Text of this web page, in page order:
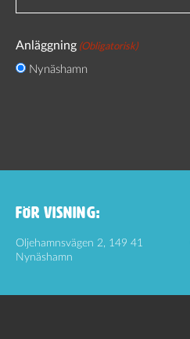
Anläggning (Obligatorisk)
Nynäshamn
FÖR VISNING:
Oljehamnsvägen 2, 149 41
Nynäshamn